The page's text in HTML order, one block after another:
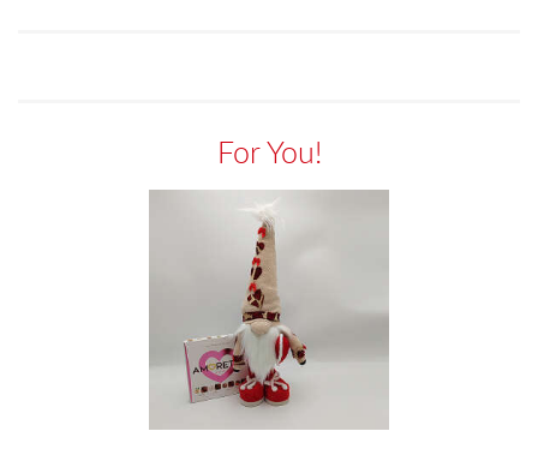
For You!